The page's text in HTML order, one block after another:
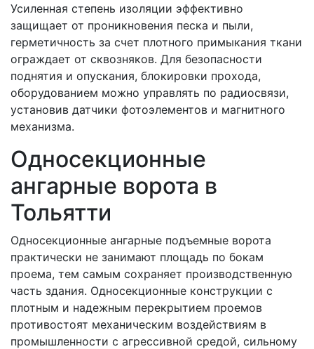
Усиленная степень изоляции эффективно
защищает от проникновения песка и пыли,
герметичность за счет плотного примыкания ткани
ограждает от сквозняков. Для безопасности
поднятия и опускания, блокировки прохода,
оборудованием можно управлять по радиосвязи,
установив датчики фотоэлементов и магнитного
механизма.
Односекционные
ангарные ворота в
Тольятти
Односекционные ангарные подъемные ворота
практически не занимают площадь по бокам
проема, тем самым сохраняет производственную
часть здания. Односекционные конструкции с
плотным и надежным перекрытием проемов
противостоят механическим воздействиям в
промышленности с агрессивной средой, сильному